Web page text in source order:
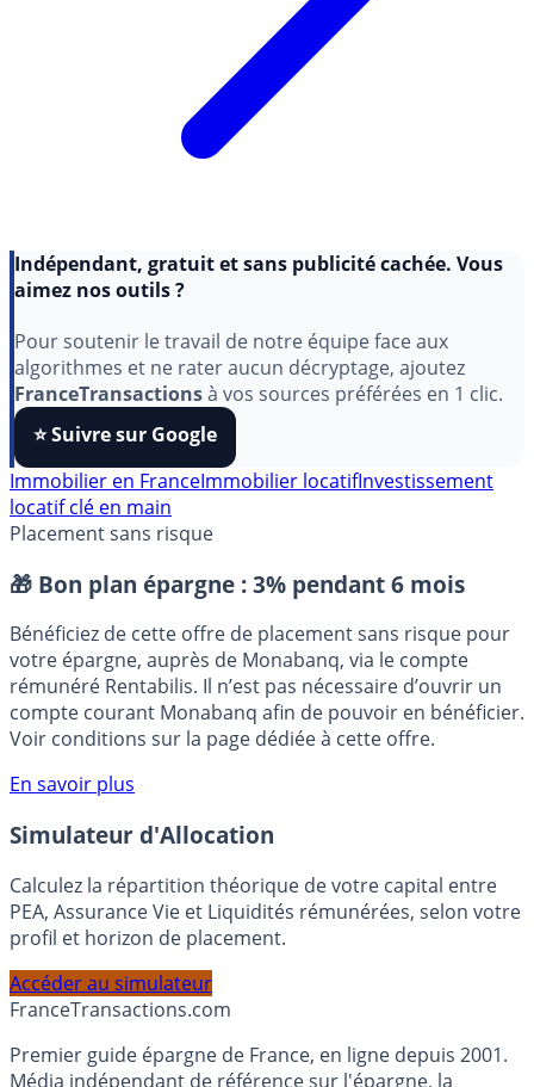
aimez nos outils ?
Pour soutenir le travail de notre équipe face aux
algorithmes et ne rater aucun décryptage, ajoutez
FranceTransactionsà vos sources préférées en 1 clic.
⭐️ Suivre sur Google
Immobilier en FranceImmobilier locatif
Placement sans risque
🎁 Bon plan épargne : 3% pendant 6 mois
Bénéficiez de cette offre de placement sans risque pour
votre épargne, auprès de Monabanq, via le compte
rémunéré Rentabilis. Il n’est pas nécessaire d’ouvrir un
Voir conditions sur la page dédiée à cette offre.
En savoir plus
Simulateur d'Allocation
Calculez la répartition théorique de votre capital entre
profil et horizon de placement.
FranceTransactions.com